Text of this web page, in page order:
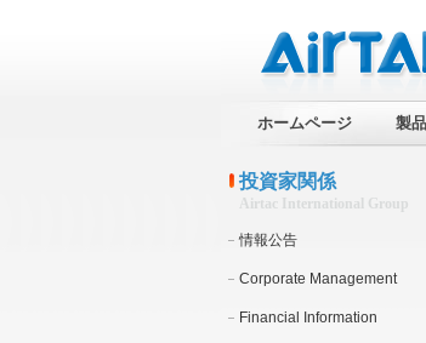
ホームページ 製
投資家関係
Airtac International Group
情報公告
Corporate Management
Financial Information